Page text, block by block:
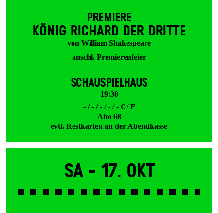
PREMIERE
KÖNIG RICHARD DER DRITTE
von William Shakespeare
anschl. Premierenfeier
SCHAUSPIELHAUS
19:30
- / - / - / - / - € / F
Abo 68
evtl. Restkarten an der Abendkasse
Sa - 17. Okt